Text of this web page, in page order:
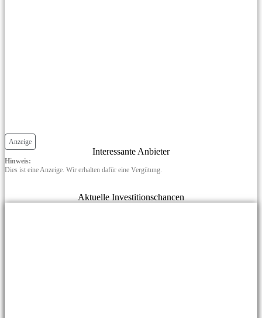
Anzeige
Interessante Anbieter
Hinweis:
Dies ist eine Anzeige. Wir erhalten dafür eine Vergütung.
Aktuelle Investitionschancen